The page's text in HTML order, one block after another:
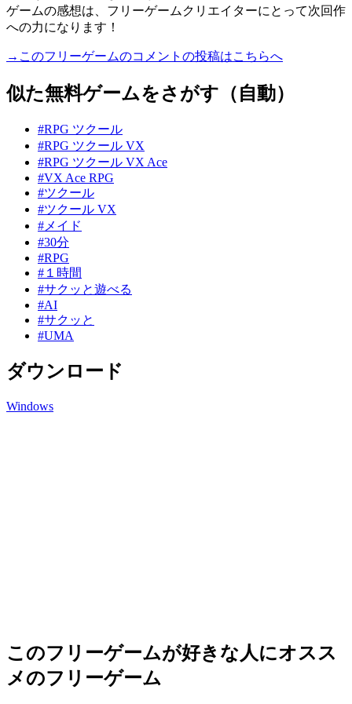
ゲームの感想は、フリーゲームクリエイターにとって次回作
への力になります！
→このフリーゲームのコメントの投稿はこちらへ
似た無料ゲームをさがす（自動）
#RPG ツクール
#RPG ツクール VX
#RPG ツクール VX Ace
#VX Ace RPG
#ツクール
#ツクール VX
#メイド
#30分
#RPG
#１時間
#サクッと遊べる
#AI
#サクッと
#UMA
ダウンロード
Windows
このフリーゲームが好きな人にオスス
メのフリーゲーム